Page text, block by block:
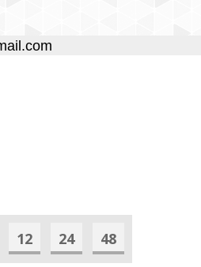
12 24 48